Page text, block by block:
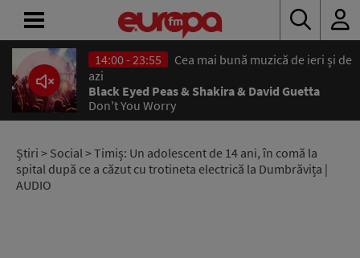
14:00 - 23:55
Cea mai bună muzică de ieri și de
azi
Black Eyed Peas & Shakira & David Guetta
Don't You Worry
Știri > Social> Timiș: Un adolescent de 14 ani, în comă la
spital după ce a căzut cu trotineta electrică la Dumbrăvița |
AUDIO
ACASĂ
ȘTIRI
RADIO
CONCURSURI